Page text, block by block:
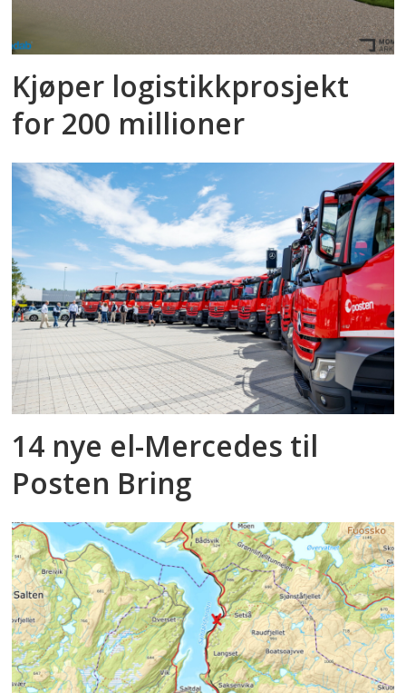
Kjøper logistikkprosjekt
for 200 millioner
14 nye el-Mercedes til
Posten Bring